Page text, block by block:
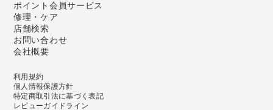
ポイント会員サービス
修理・ケア
店舗検索
お問い合わせ
会社概要
利用規約
個人情報保護方針
特定商取引法に基づく表記
レビューガイドライン